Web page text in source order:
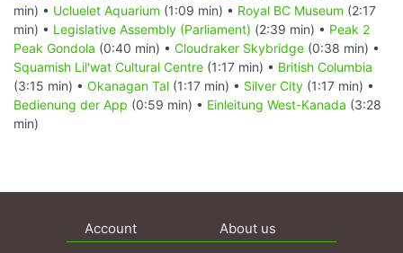
min) • Ucluelet Aquarium (1:09 min) • Royal BC Museum (2:17
min) • Legislative Assembly (Parliament) (2:39 min) • Peak 2
Peak Gondola (0:40 min) • Cloudraker Skybridge (0:38 min) •
Squamish Lil'wat Cultural Centre (1:17 min) • British Columbia
(3:15 min) • Okanagan Tal (1:17 min) • Silver City (1:17 min) •
Bedienung der App (0:59 min) • Einleitung West-Kanada (3:28
min)
Account About us